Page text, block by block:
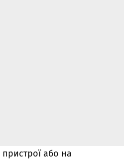
або на